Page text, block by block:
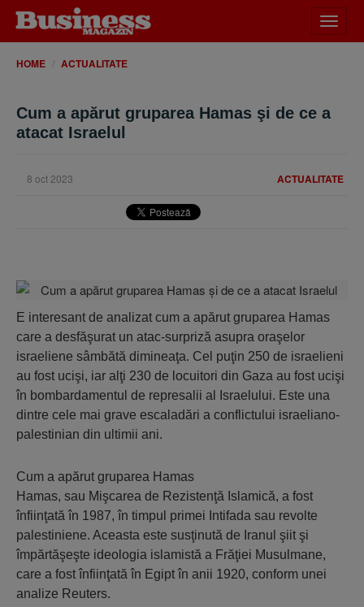
meniu
HOME ACTUALITATE
Cum a apărut gruparea Hamas şi de ce a
atacat Israelul
ACTUALITATE
8 oct 2023
E interesant de analizat cum a apărut gruparea Hamas
care a desfăşurat un atac-surpriză asupra oraşelor
israeliene sâmbătă dimineaţa. Cel puţin 250 de israelieni
au fost ucişi, iar alţi 230 de locuitori din Gaza au fost ucişi
în bombardamentul de represalii al Israelului. Este una
dintre cele mai grave escaladări a conflictului israeliano-
palestinian din ultimii ani.
Cum a apărut gruparea Hamas
Hamas, sau Mişcarea de Rezistenţă Islamică, a fost
înfiinţată în 1987, în timpul primei Intifada sau revolte
palestiniene. Aceasta este susţinută de Iranul şiit şi
împărtăşeşte ideologia islamistă a Frăţiei Musulmane,
care a fost înfiinţată în Egipt în anii 1920, conform unei
analize Reuters.